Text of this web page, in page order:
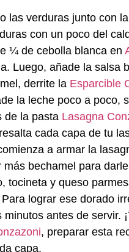
las verduras junto con
con un poco del
¼ de cebolla blanca en
Luego, añade la salsa
derrite la Esparcible
la leche poco a poco,
de la pasta Lasagna
cada capa de tu
a armar la
bechamel para
tocineta y queso
lograr ese dorado
minutos antes de servir.
, preparar esta
capa.